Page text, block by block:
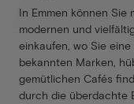
In Emmen können Sie
modernen und
einkaufen, wo Sie
bekannten Marken,
gemütlichen Cafés
durch die überdachte